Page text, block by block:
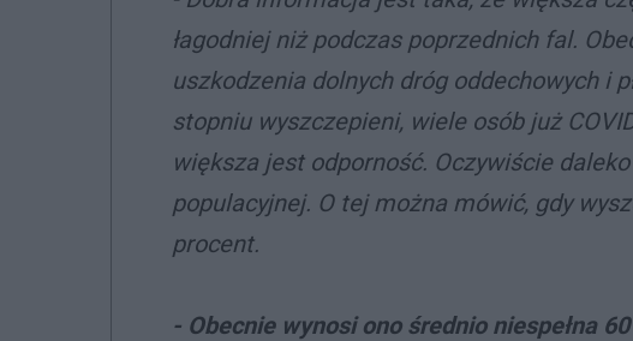
łagodniej niż podczas poprzednich fal.
uszkodzenia dolnych dróg oddechowych i
stopniu wyszczepieni, wiele osób już
większa jest odporność. Oczywiście
populacyjnej. O tej można mówić, gdy
procent.
- Obecnie wynosi ono średnio niespełna